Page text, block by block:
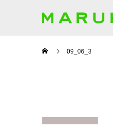
09_06_3